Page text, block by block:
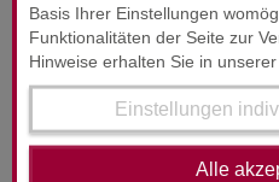
Basis Ihrer Einstellungen
Funktionalitäten der Seite zur
Hinweise erhalten Sie in
Einstellungen
Alle
Der Inhalt der
und Kenntnisstand erstellt
der ständige Wandel der
notwendig, Haftung und
Steuerinformation ersetzt